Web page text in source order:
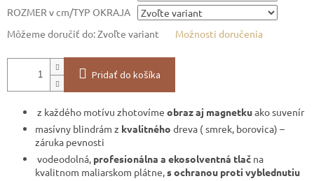
ROZMER v cm/TYP OKRAJA
Môžeme doručiť do:Zvoľte variant Možnosti doručenia
Pridať do košíka
z každého motívu zhotovíme obraz aj magnetkuako suvenír
masívny blindrám z kvalitného dreva ( smrek, borovica) –
záruka pevnosti
vodeodolná, profesionálna a ekosolventná tlač na
kvalitnom maliarskom plátne,s ochranou proti vyblednutiu